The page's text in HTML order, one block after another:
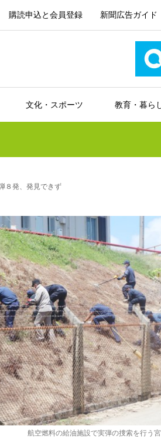
購読申込と会員登録 新聞広告ガイド
文化・スポーツ 教育・暮ら
８発、発見できず
航空燃料の給油施設で実弾の捜索を行う